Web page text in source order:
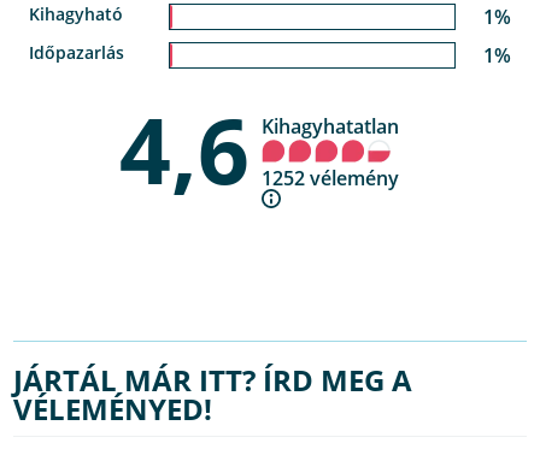
Kihagyható 1%
Időpazarlás 1%
4,6 Kihagyhatatlan
1252 vélemény
JÁRTÁL MÁR ITT? ÍRD MEG A
VÉLEMÉNYED!